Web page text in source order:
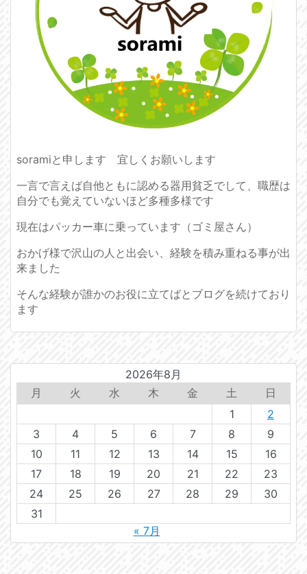
soramiと申します 宜しくお願いします
一言で言えば自他ともに認める器用貧乏でして、職歴は
自分でも覚えていないほど多種多様です
現在はパッカー車に乗っています（ゴミ屋さん）
おかげ様で沢山の人と出会い、経験を積み重ねる事が出
来ました
そんな経験が誰かのお役に立てばとブログを続けており
ます
2026年8月
月
火 水 木 金 土
日
1
2
3
4 5 6 7 8
9
10
11 12 13 14 15
16
17
18 19 20 21 22
23
24
25 26 27 28 29
30
31
« 7月